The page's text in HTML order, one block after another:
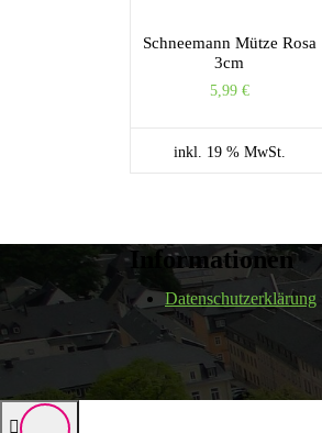
Schneemann Mütze Rosa
3cm
5,99 €
inkl. 19 % MwSt.
Informationen
Datenschutzerklärung